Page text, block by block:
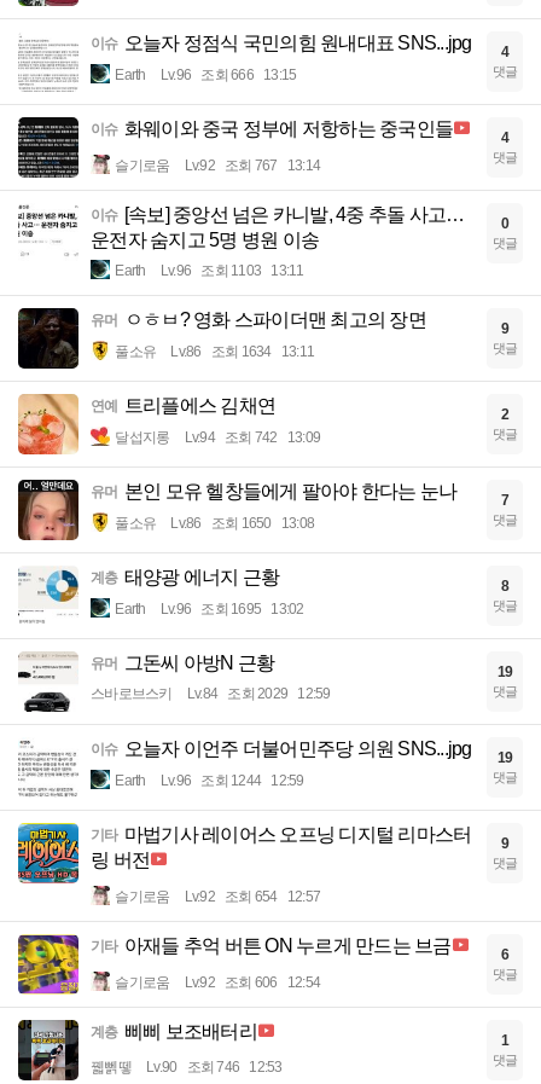
이슈 오늘자 정점식 국민의힘 원내대표 SNS...jpg
Earth Lv.96 조회 666 13:15
4
댓글
이슈 화웨이와 중국 정부에 저항하는 중국인들
슬기로움 Lv.92 조회 767 13:14
4
댓글
이슈 [속보] 중앙선 넘은 카니발, 4중 추돌 사고…
운전자 숨지고 5명 병원 이송
Earth Lv.96 조회 1103 13:11
0
댓글
유머 ㅇㅎㅂ? 영화 스파이더맨 최고의 장면
풀소유 Lv.86 조회 1634 13:11
9
댓글
연예 트리플에스 김채연
달섭지롱 Lv.94 조회 742 13:09
2
댓글
유머 본인 모유 헬창들에게 팔아야 한다는 눈나
풀소유 Lv.86 조회 1650 13:08
7
댓글
계층 태양광 에너지 근황
Earth Lv.96 조회 1695 13:02
8
댓글
유머 그돈씨 아방N 근황
스바로브스키 Lv.84 조회 2029 12:59
19
댓글
이슈 오늘자 이언주 더불어민주당 의원 SNS...jpg
Earth Lv.96 조회 1244 12:59
19
댓글
기타 마법기사 레이어스 오프닝 디지털 리마스터
링 버전
슬기로움 Lv.92 조회 654 12:57
9
댓글
기타 아재들 추억 버튼 ON 누르게 만드는 브금
슬기로움 Lv.92 조회 606 12:54
6
댓글
계층 삐삐 보조배터리
꿻뻵뗗 Lv.90 조회 746 12:53
1
댓글